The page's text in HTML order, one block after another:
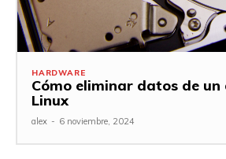
HARDWARE
Cómo eliminar datos de un
Linux
alex - 6 noviembre, 2024